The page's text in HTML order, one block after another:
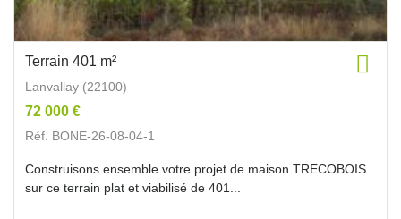
Terrain 401 m²
Lanvallay (22100)
72 000 €
Réf. BONE-26-08-04-1
Construisons ensemble votre projet de maison TRECOBOIS
sur ce terrain plat et viabilisé de 401...